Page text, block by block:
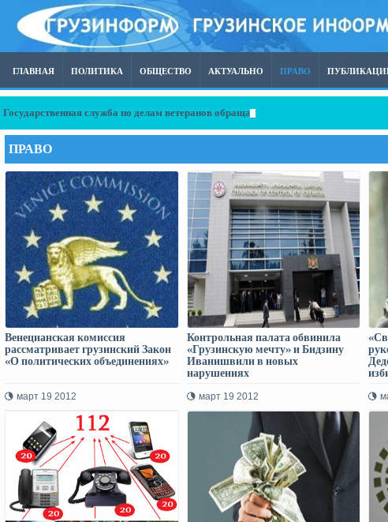
ГЛАВНАЯ ПОЛИТИКА ОБЩЕСТВО АКТУАЛЬНО ПРАВО
Государственная служба по делам ветеранов обращается в прокуратуру в связи с
ПРАВО
Венецианская комиссия
рассматривает грузинский Закон
«О политических объединениях»
март 19 2012
Контрольная палата обвинила
«Грузинскую мечту» и Бидзину
Иванишвили в новых
нарушениях
март 19 2012